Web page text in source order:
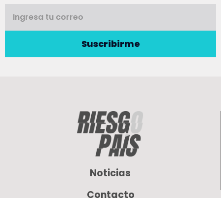
Suscribirme
Noticias
Contacto